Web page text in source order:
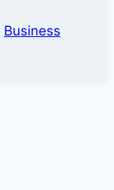
Business